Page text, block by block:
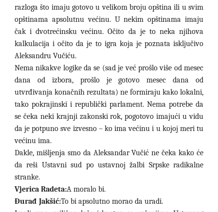
razloga što imaju gotovo u velikom broju opština ili u svim
opštinama apsolutnu većinu. U nekim opštinama imaju
čak i dvotrećinsku većinu. Očito da je to neka njihova
kalkulacija i očito da je to igra koja je poznata isključivo
Aleksandru Vučiću.
Nema nikakve logike da se (sad je već prošlo više od mesec
dana od izbora, prošlo je gotovo mesec dana od
utvrđivanja konačnih rezultata) ne formiraju kako lokalni,
tako pokrajinski i republički parlament. Nema potrebe da
se čeka neki krajnji zakonski rok, pogotovo imajući u vidu
da je potpuno sve izvesno – ko ima većinu i u kojoj meri tu
većinu ima.
Dakle, mišljenja smo da Aleksandar Vučić ne čeka kako će
da reši Ustavni sud po ustavnoj žalbi Srpske radikalne
stranke.
Vjerica Radeta:A moralo bi.
Đurađ Jakšić:To bi apsolutno morao da uradi.